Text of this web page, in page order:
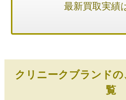
最新買取実績
クリニークブランドの
覧